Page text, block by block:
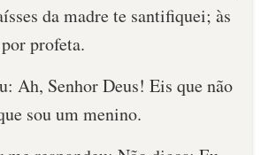
da madre te santifiquei; às
profeta.
Ah, Senhor Deus! Eis que não
sou um menino.